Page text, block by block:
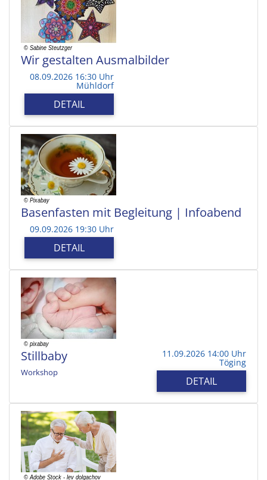
Wir gestalten Ausmalbilder
08.09.2026 16:30 Uhr
Mühldorf
DETAIL
Basenfasten mit Begleitung | Infoabend
09.09.2026 19:30 Uhr
DETAIL
Stillbaby
Workshop
11.09.2026 14:00 Uhr
Töging
DETAIL